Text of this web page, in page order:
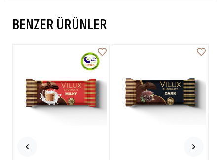
BENZER ÜRÜNLER